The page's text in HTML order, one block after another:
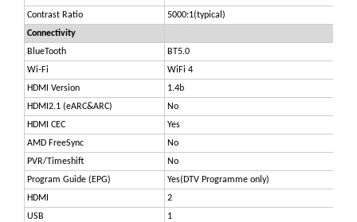
Contrast Ratio
5000:1(typical)
Connectivity
BlueTooth
BT5.0
Wi-Fi
WiFi 4
HDMI Version
1.4b
HDMI2.1 (eARC&ARC)
No
HDMI CEC
Yes
AMD FreeSync
No
PVR/Timeshift
No
Program Guide (EPG)
Yes(DTV Programme only)
HDMI
2
USB
1